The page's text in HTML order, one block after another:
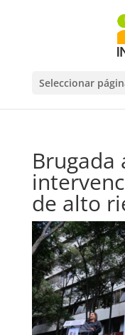
Seleccionar
Brugada
de alto